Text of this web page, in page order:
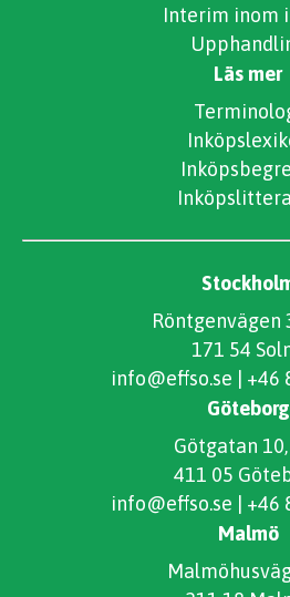
Interim inom
Läs mer
Röntgenvägen
171 54
info@effso.se
+46
Göteborg
Götgatan
411 05
info@effso.se
+46
Malmö